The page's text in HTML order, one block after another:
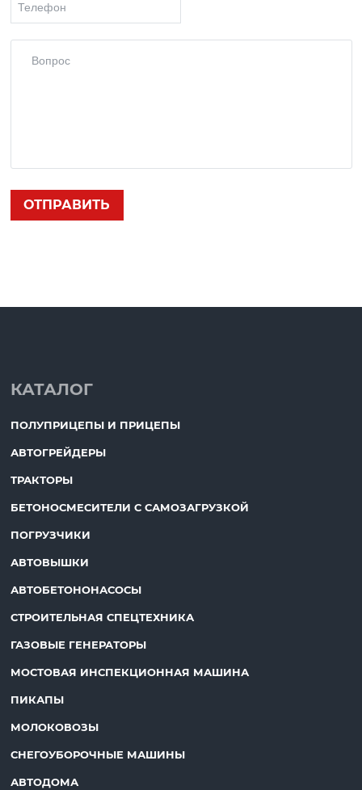
КАТАЛОГ
ПОЛУПРИЦЕПЫ И ПРИЦЕПЫ
АВТОГРЕЙДЕРЫ
ТРАКТОРЫ
БЕТОНОСМЕСИТЕЛИ С САМОЗАГРУЗКОЙ
ПОГРУЗЧИКИ
АВТОВЫШКИ
АВТОБЕТОНОНАСОСЫ
СТРОИТЕЛЬНАЯ СПЕЦТЕХНИКА
ГАЗОВЫЕ ГЕНЕРАТОРЫ
МОСТОВАЯ ИНСПЕКЦИОННАЯ МАШИНА
ПИКАПЫ
МОЛОКОВОЗЫ
СНЕГОУБОРОЧНЫЕ МАШИНЫ
АВТОДОМА